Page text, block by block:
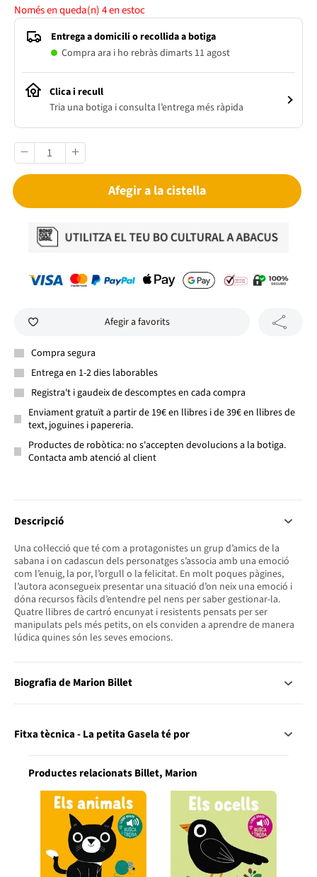
Només en queda(n)4en estoc
Entrega a domicili o recollida a botiga
Compra ara i ho rebràs dimarts 11 agost
Clica i recull
Tria una botiga i consulta l’entrega més ràpida
Afegir a la cistella
Afegir a favorits
Compra segura
Entrega en 1-2 dies laborables
Registra't i gaudeix de descomptes en cada compra
Enviament gratuït a partir de 19€ en llibres i de 39€ en llibres de
text, joguines i papereria.
Productes de robòtica: no s'accepten devolucions a la botiga.
Contacta amb atenció al client
Descripció
Una col·lecció que té com a protagonistes un grup d’amics de la
sabana i on cadascun dels personatges s’associa amb una emoció
com l’enuig, la por, l’orgull o la felicitat. En molt poques pàgines,
l’autora aconsegueix presentar una situació d’on neix una emoció i
dóna recursos fàcils d’entendre pel nens per saber gestionar-la.
Quatre llibres de cartró encunyat i resistents pensats per ser
manipulats pels més petits, on els conviden a aprendre de manera
lúdica quines són les seves emocions.
Biografia de Marion Billet
Fitxa tècnica - La petita Gasela té por
Productes relacionats Billet, Marion